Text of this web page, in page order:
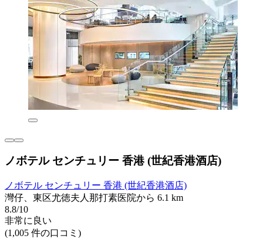
ノボテル センチュリー 香港 (世紀香港酒店)
ノボテル センチュリー 香港 (世紀香港酒店)
灣仔、東区尤徳夫人那打素医院から 6.1 km
8.8/10
非常に良い
(1,005 件の口コミ)